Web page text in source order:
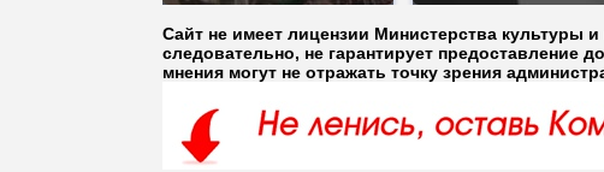
Сайт не имеет лицензии Министерства
следовательно, не гарантирует предоставление
мнения могут не отражать точку зрения